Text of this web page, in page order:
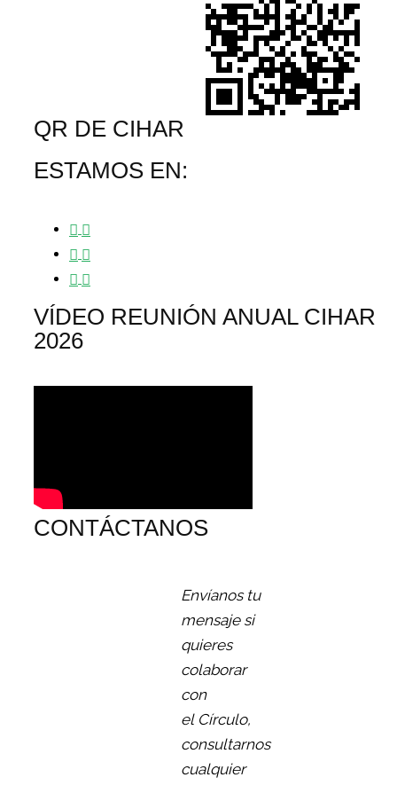
QR DE CIHAR
ESTAMOS EN:
VÍDEO REUNIÓN ANUAL CIHAR
2026
CONTÁCTANOS
Envíanos tu
mensaje si
quieres
colaborar
con
el Círculo,
consultarnos
cualquier